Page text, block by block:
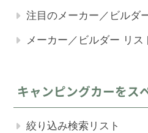
注目のメーカー／ビルダ
メーカー／ビルダー リス
キャンピングカーをス
絞り込み検索リスト